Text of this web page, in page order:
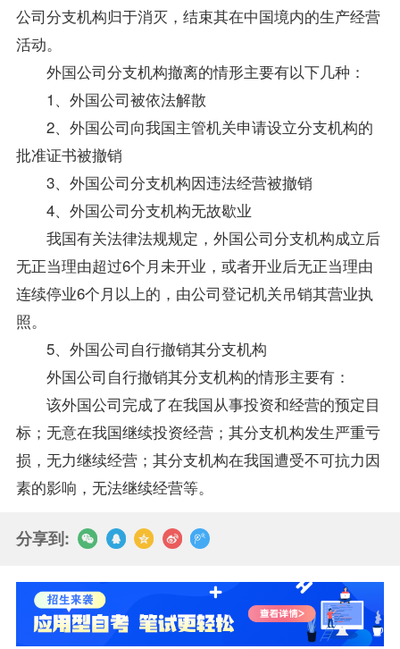
公司分支机构归于消灭，结束其在中国境内的生产经营
活动。
外国公司分支机构撤离的情形主要有以下几种：
1、外国公司被依法解散
2、外国公司向我国主管机关申请设立分支机构的
批准证书被撤销
3、外国公司分支机构因违法经营被撤销
4、外国公司分支机构无故歇业
我国有关法律法规规定，外国公司分支机构成立后
无正当理由超过6个月未开业，或者开业后无正当理由
连续停业6个月以上的，由公司登记机关吊销其营业执
照。
5、外国公司自行撤销其分支机构
外国公司自行撤销其分支机构的情形主要有：
该外国公司完成了在我国从事投资和经营的预定目
标；无意在我国继续投资经营；其分支机构发生严重亏
损，无力继续经营；其分支机构在我国遭受不可抗力因
素的影响，无法继续经营等。
分享到: